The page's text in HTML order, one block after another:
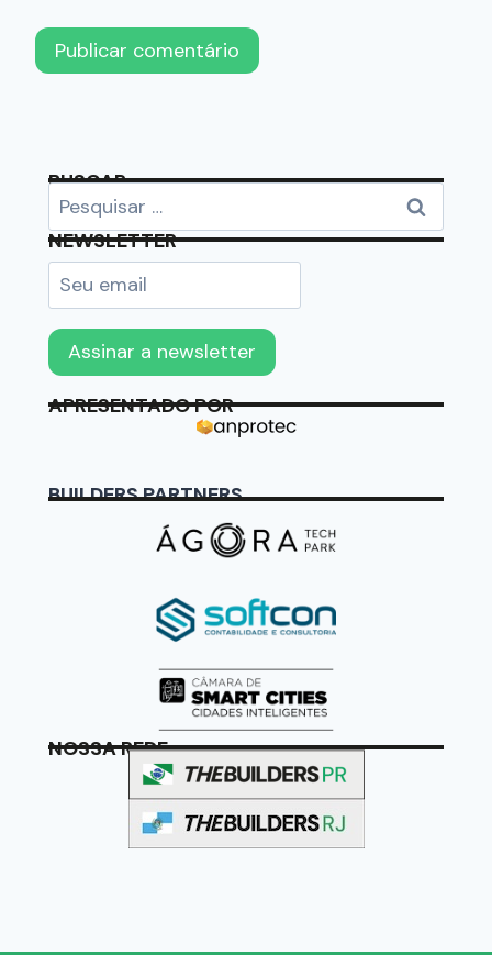
BUSCAR
NEWSLETTER
APRESENTADO POR
BUILDERS PARTNERS
NOSSA REDE